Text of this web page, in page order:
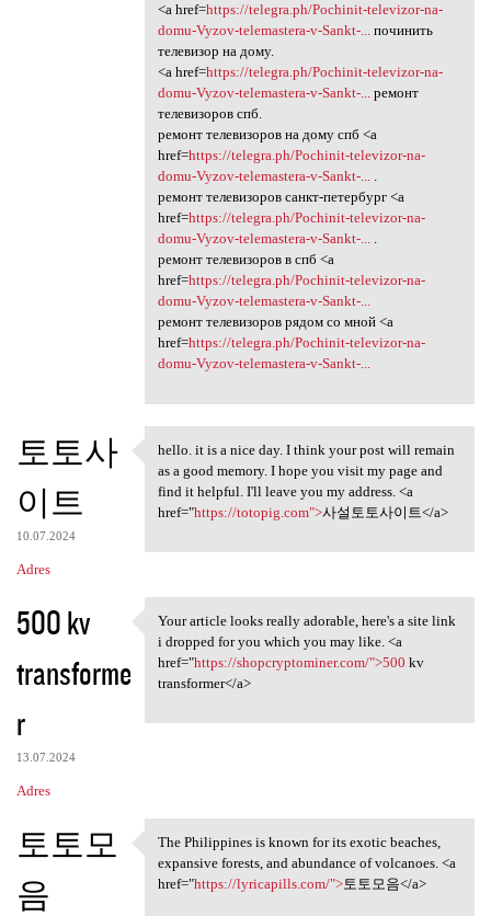
<a href=https://telegra.ph/Pochinit-televizor-na-
domu-Vyzov-telemastera-v-Sankt-...починить
телевизор на дому.
<a href=https://telegra.ph/Pochinit-televizor-na-
domu-Vyzov-telemastera-v-Sankt-...ремонт
телевизоров спб.
ремонт телевизоров на дому спб <a
href=https://telegra.ph/Pochinit-televizor-na-
domu-Vyzov-telemastera-v-Sankt-....
ремонт телевизоров санкт-петербург <a
href=https://telegra.ph/Pochinit-televizor-na-
domu-Vyzov-telemastera-v-Sankt-....
ремонт телевизоров в спб <a
href=https://telegra.ph/Pochinit-televizor-na-
domu-Vyzov-telemastera-v-Sankt-...
ремонт телевизоров рядом со мной <a
href=https://telegra.ph/Pochinit-televizor-na-
domu-Vyzov-telemastera-v-Sankt-...
토토사
이트
10.07.2024
Adres
hello. it is a nice day. I
hello. it is a nice day. I think your post will remain
as a good memory. I hope you visit my page and
find it helpful. I'll leave you my address. <a
href="https://totopig.com">사설토토사이트</a>
500 kv
transforme
r
13.07.2024
Adres
Your article looks really
Your article looks really adorable, here's a site link
i dropped for you which you may like. <a
href="https://shopcryptominer.com/">500 kv
transformer</a>
토토모
음
The Philippines is known for
The Philippines is known for its exotic beaches,
expansive forests, and abundance of volcanoes. <a
href="https://lyricapills.com/">토토모음</a>